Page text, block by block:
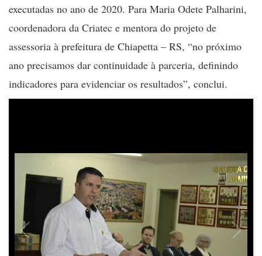
executadas no ano de 2020. Para Maria Odete Palharini,
coordenadora da Criatec e mentora do projeto de
assessoria à prefeitura de Chiapetta – RS, “no próximo
ano precisamos dar continuidade à parceria, definindo
indicadores para evidenciar os resultados”, conclui.